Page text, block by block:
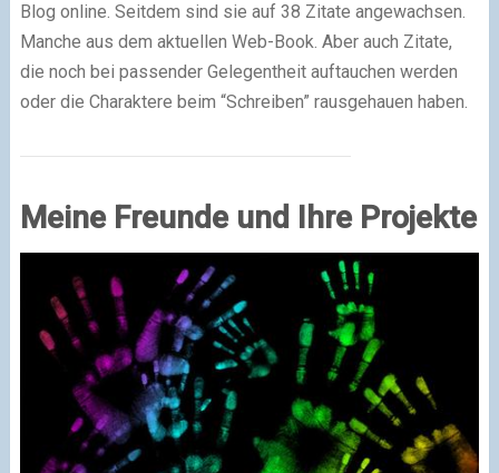
Blog online. Seitdem sind sie auf 38 Zitate angewachsen.
Manche aus dem aktuellen Web-Book. Aber auch Zitate,
die noch bei passender Gelegentheit auftauchen werden
oder die Charaktere beim “Schreiben” rausgehauen haben.
Meine Freunde und Ihre Projekte